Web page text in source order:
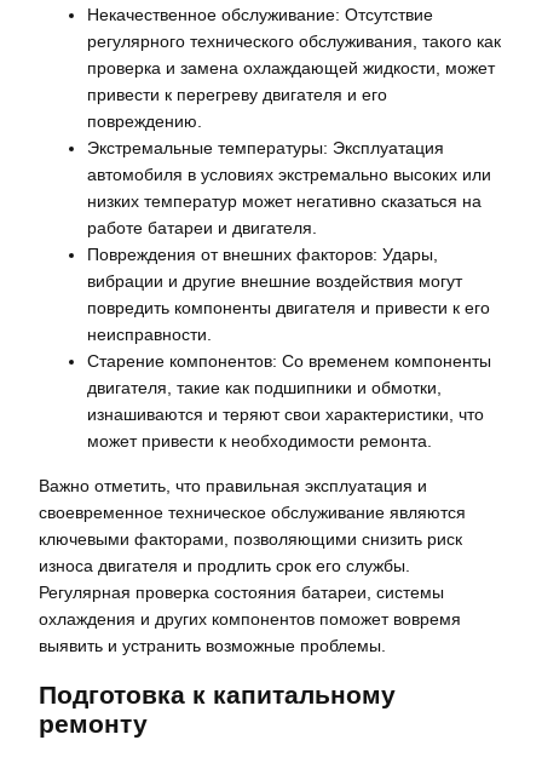
Некачественное обслуживание: Отсутствие
регулярного технического обслуживания, такого как
проверка и замена охлаждающей жидкости, может
привести к перегреву двигателя и его
повреждению.
Экстремальные температуры: Эксплуатация
автомобиля в условиях экстремально высоких или
низких температур может негативно сказаться на
работе батареи и двигателя.
Повреждения от внешних факторов: Удары,
вибрации и другие внешние воздействия могут
повредить компоненты двигателя и привести к его
неисправности.
Старение компонентов: Со временем компоненты
двигателя, такие как подшипники и обмотки,
изнашиваются и теряют свои характеристики, что
может привести к необходимости ремонта.
Важно отметить, что правильная эксплуатация и
своевременное техническое обслуживание являются
ключевыми факторами, позволяющими снизить риск
износа двигателя и продлить срок его службы.
Регулярная проверка состояния батареи, системы
охлаждения и других компонентов поможет вовремя
выявить и устранить возможные проблемы.
Подготовка к капитальному
ремонту